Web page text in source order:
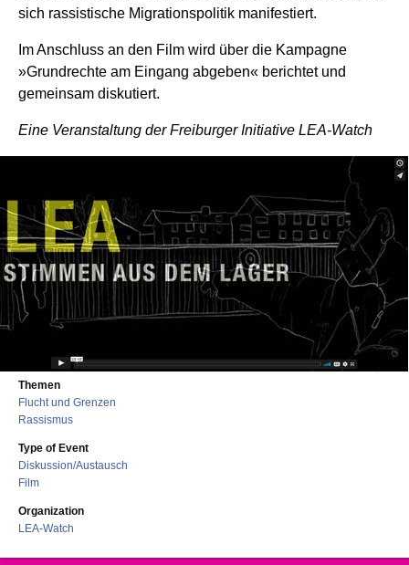
sich rassistische Migra­tionspolitik manifestiert.
Im Anschluss an den Film wird über die Kampagne
»Grund­rechte am Eingang abgeben« berichtet und
gemeinsam diskutiert.
Eine Veranstaltung der Freiburger Initiative LEA-Watch
Themen
Flucht und Grenzen
Rassismus
Type of Event
Diskussion/Austausch
Film
Organization
LEA-Watch